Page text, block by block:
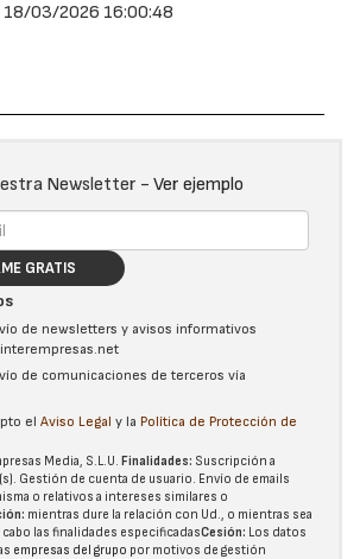
18/03/2026 16:00:48
Newsletter - Ver ejemplo
GRATIS
de newsletters y avisos informativos
de comunicaciones de terceros vía
el Aviso Legal y la Política de Protección de
Media, S.L.U. Finalidades: Suscripción a
Gestión de cuenta de usuario. Envío de emails
o relativos a intereses similares o
mientras dure la relación con Ud., o mientras sea
cabo las finalidades especificadasCesión: Los datos
empresas del grupo por motivos de gestión